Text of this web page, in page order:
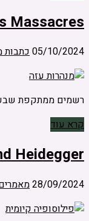
Massacres
05/10/2024כתבות
רשמים ממתקפת שבעה
קרא עוד
Heidegger‏
28/09/2024